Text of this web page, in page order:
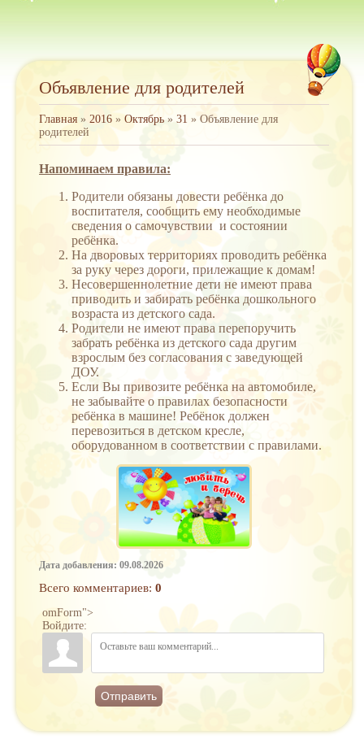
Объявление для родителей
Главная » 2016 » Октябрь » 31 » Объявление для
родителей
Напоминаем правила:
Родители обязаны довести ребёнка до
воспитателя, сообщить ему необходимые
сведения о самочувствии и состоянии
ребёнка.
На дворовых территориях проводить ребёнка
за руку через дороги, прилежащие к домам!
Несовершеннолетние дети не имеют права
приводить и забирать ребёнка дошкольного
возраста из детского сада.
Родители не имеют права перепоручить
забрать ребёнка из детского сада другим
взрослым без согласования с заведующей
ДОУ.
Если Вы привозите ребёнка на автомобиле,
не забывайте о правилах безопасности
ребёнка в машине! Ребёнок должен
перевозиться в детском кресле,
оборудованном в соответствии с правилами.
Дата добавления: 09.08.2026
Всего комментариев: 0
omForm">
Войдите:
Отправить